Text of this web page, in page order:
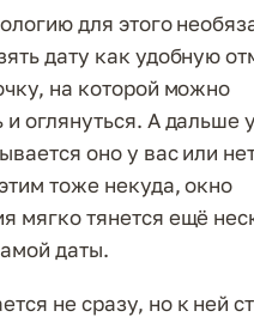
для этого
дату как удобную
на которой можно
и оглянуться. А дальше
оно у вас или
тоже некуда, окно
мягко тянется ещё
даты.
не сразу, но к ней